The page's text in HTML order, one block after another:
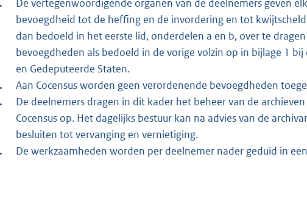
De vertegenwoordigende organen van de deelnemers geven
bevoegdheid tot de heffing en de invordering en tot
dan bedoeld in het eerste lid, onderdelen a en b, over te
bevoegdheden als bedoeld in de vorige volzin op in bijlage 1
en Gedeputeerde Staten.
Aan Cocensus worden geen verordenende bevoegdheden
De deelnemers dragen in dit kader het beheer van de
Cocensus op. Het dagelijks bestuur kan na advies van de
besluiten tot vervanging en vernietiging.
De werkzaamheden worden per deelnemer nader geduid in